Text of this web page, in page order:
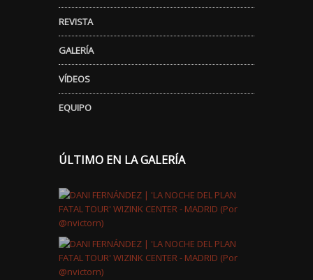
REVISTA
GALERÍA
VÍDEOS
EQUIPO
ÚLTIMO EN LA GALERÍA